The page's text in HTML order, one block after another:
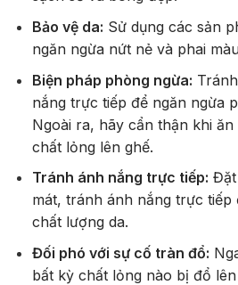
Bảo vệ da: Sử dụng các sản
ngăn ngừa nứt nẻ và phai
Biện pháp phòng ngừa:
nắng trực tiếp để ngăn ngừa
Ngoài ra, hãy cẩn thận khi
chất lỏng lên ghế.
Tránh ánh nắng trực tiếp: Đặt
mát, tránh ánh nắng trực tiếp
chất lượng da.
Đối phó với sự cố tràn đổ:
bất kỳ chất lỏng nào bị đổ